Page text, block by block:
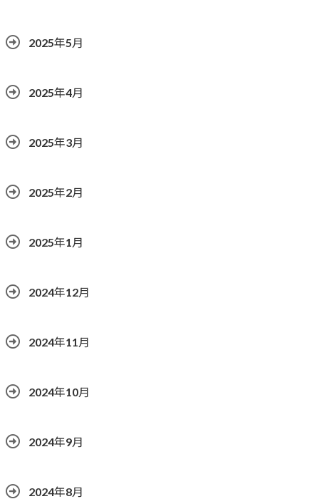
2025年5月
2025年4月
2025年3月
2025年2月
2025年1月
2024年12月
2024年11月
2024年10月
2024年9月
2024年8月